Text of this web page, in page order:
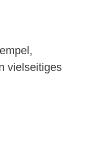
vielseitiges